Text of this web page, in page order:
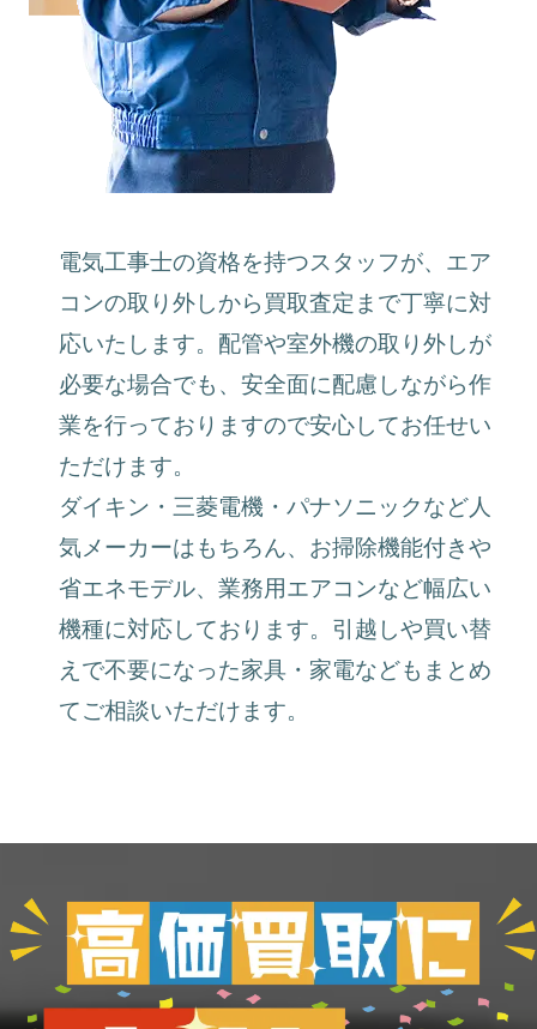
電気工事士の資格を持つスタッフが、エア
コンの取り外しから買取査定まで丁寧に対
応いたします。配管や室外機の取り外しが
必要な場合でも、安全面に配慮しながら作
業を行っておりますので安心してお任せい
ただけます。
ダイキン・三菱電機・パナソニックなど人
気メーカーはもちろん、お掃除機能付きや
省エネモデル、業務用エアコンなど幅広い
機種に対応しております。引越しや買い替
えで不要になった家具・家電などもまとめ
てご相談いただけます。